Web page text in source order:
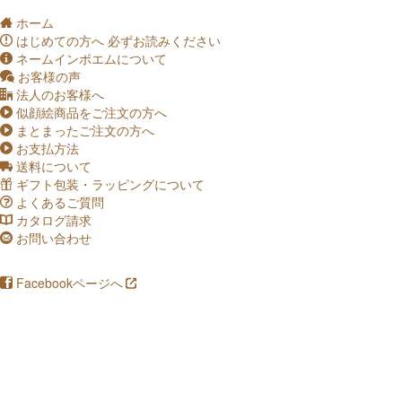
q ホーム
a はじめての方へ 必ずお読みください
c ネームインポエムについて
o お客様の声
s 法人のお客様へ
p 似顔絵商品をご注文の方へ
p まとまったご注文の方へ
p お支払方法
t 送料について
f ギフト包装・ラッピングについて
u よくあるご質問
_ カタログ請求
v お問い合わせ
i Facebookページへ !